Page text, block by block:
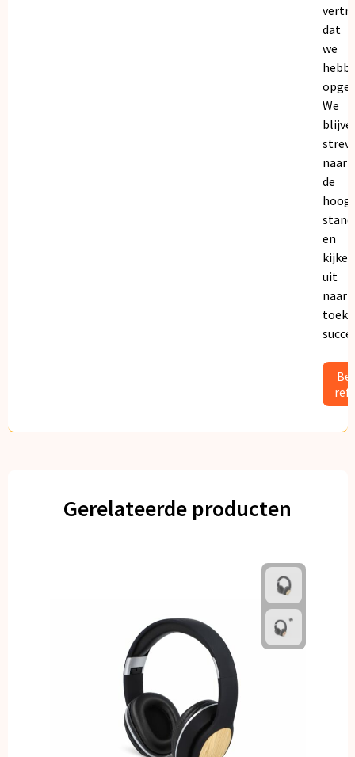
dat
we
We
naar
de
en
kijken
uit
naar
Gerelateerde producten